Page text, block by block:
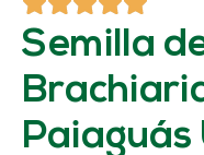
Semilla
Paiaguás